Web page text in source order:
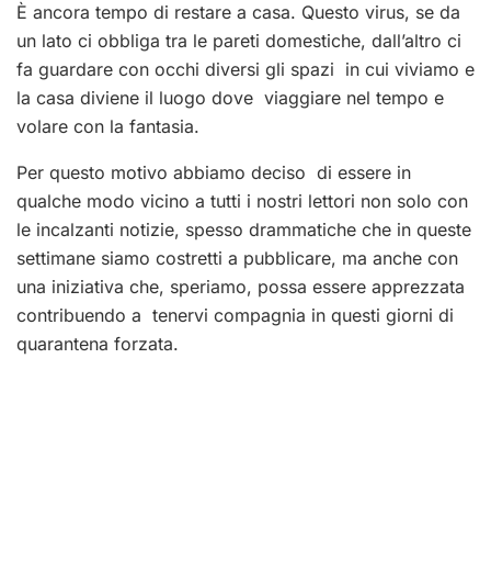
È ancora tempo di restare a casa. Questo virus, se da
un lato ci obbliga tra le pareti domestiche, dall’altro ci
fa guardare con occhi diversi gli spazi in cui viviamo e
la casa diviene il luogo dove viaggiare nel tempo e
volare con la fantasia.
Per questo motivo abbiamo deciso di essere in
qualche modo vicino a tutti i nostri lettori non solo con
le incalzanti notizie, spesso drammatiche che in queste
settimane siamo costretti a pubblicare, ma anche con
una iniziativa che, speriamo, possa essere apprezzata
contribuendo a tenervi compagnia in questi giorni di
quarantena forzata.